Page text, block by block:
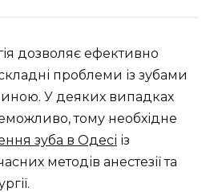
дозволяє ефективно
проблеми із зубами
У деяких випадках
тому необхідне
зуба в Одесі із
методів анестезії та